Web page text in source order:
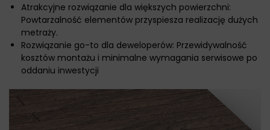
Atrakcyjne rozwiązanie dla większych powierzchni:
Powtarzalność elementów przyspiesza realizację dużych
metraży.
Rozwiązanie go-to dla deweloperów: Przewidywalność
kosztów montażu i minimalne wymagania serwisowe po
oddaniu inwestycji